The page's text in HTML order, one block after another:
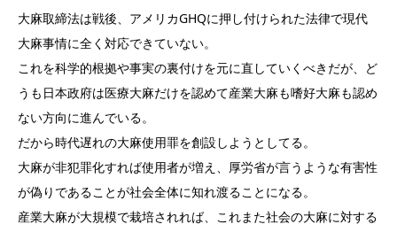
大麻取締法は戦後、アメリカGHQに押し付けられた法律で現代
大麻事情に全く対応できていない。
これを科学的根拠や事実の裏付けを元に直していくべきだが、ど
うも日本政府は医療大麻だけを認めて産業大麻も嗜好大麻も認め
ない方向に進んでいる。
だから時代遅れの大麻使用罪を創設しようとしてる。
大麻が非犯罪化すれば使用者が増え、厚労省が言うような有害性
が偽りであることが社会全体に知れ渡ることになる。
産業大麻が大規模で栽培されれば、これまた社会の大麻に対する